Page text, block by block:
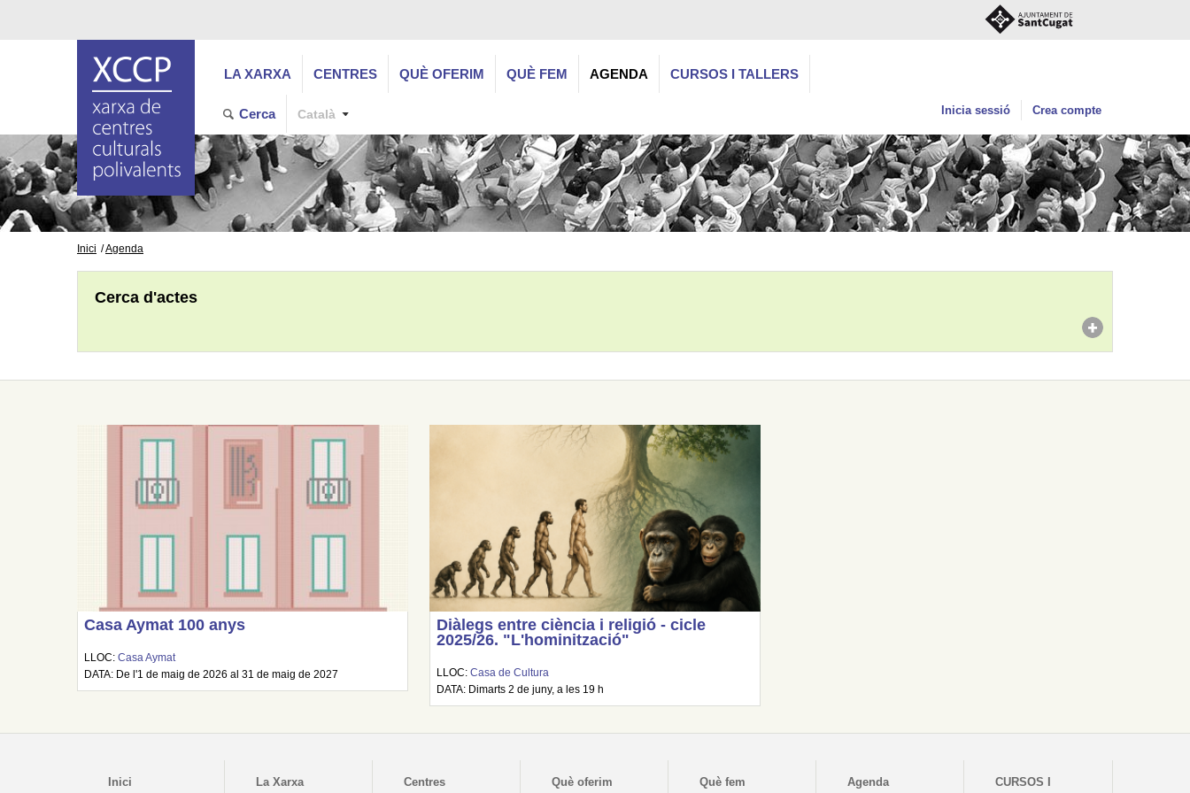
LA XARXA CENTRES QUÈ OFERIM QUÈ FEM AGENDA CURSOS I TALLERS
Cerca Català Inicia sessió Crea compte
Inici Agenda
Cerca d'actes
Casa Aymat 100 anys
LLOC:Casa Aymat
DATA: De l'1 de maig de 2026 al 31 de maig de 2027
Diàlegs entre ciència i religió - cicle
2025/26. "L'hominització"
LLOC:Casa de Cultura
DATA: Dimarts 2 de juny, a les 19 h
Inici La Xarxa Centres Què oferim Què fem Agenda
CURSOS I